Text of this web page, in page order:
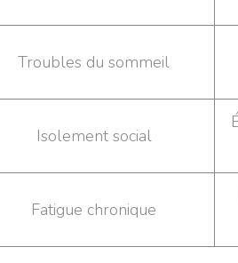
Troubles du sommeil
Isolement social
Fatigue chronique